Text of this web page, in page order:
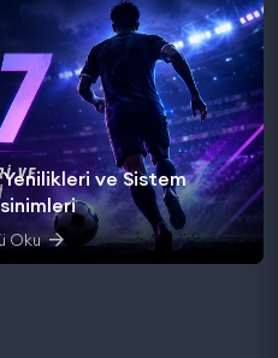
Yenilikleri ve Sistem
Oku